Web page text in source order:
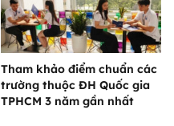
Tham khảo điểm chuẩn các
trường thuộc ĐH Quốc gia
TPHCM 3 năm gần nhất